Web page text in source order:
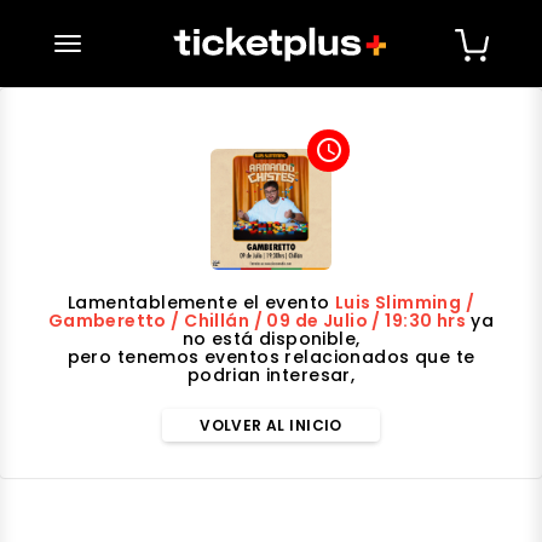
desplegar navegación
access_time
Lamentablemente el evento Luis Slimming /
Gamberetto / Chillán / 09 de Julio / 19:30 hrs ya
no está disponible,
pero tenemos eventos relacionados que te
podrian interesar,
VOLVER AL INICIO